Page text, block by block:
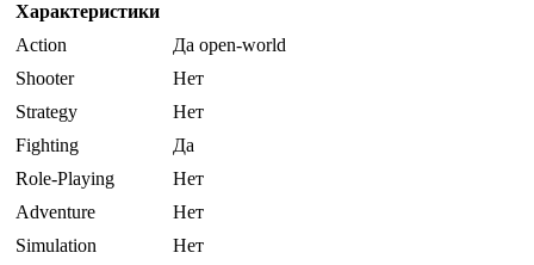
Характеристики
Action
Да open-world
Shooter
Нет
Strategy
Нет
Fighting
Да
Role-Playing
Нет
Adventure
Нет
Simulation
Нет